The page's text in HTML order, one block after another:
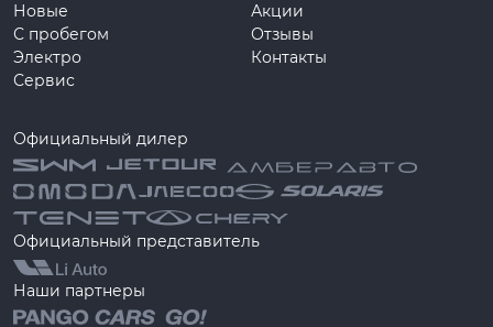
Новые
С пробегом
Электро
Сервис
Акции
Отзывы
Контакты
Официальный дилер
Официальный представитель
Наши партнеры